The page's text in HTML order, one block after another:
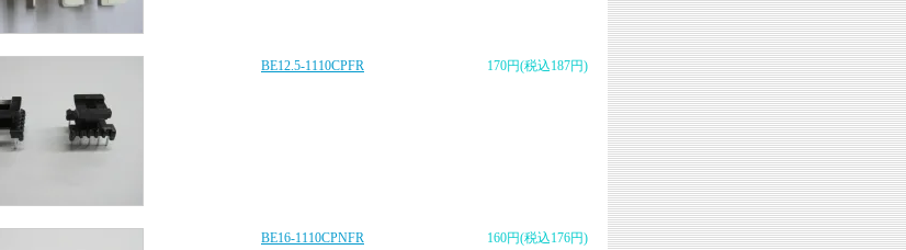
170円(税込187円)
BE12.5-1110CPFR
160円(税込176円)
BE16-1110CPNFR